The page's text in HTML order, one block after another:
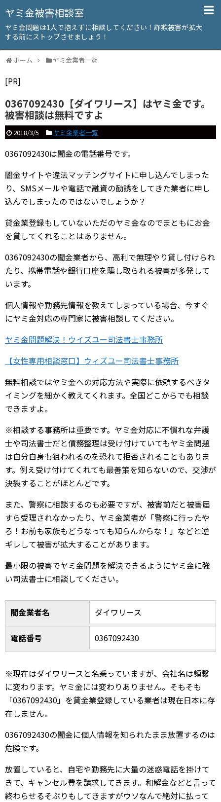
ヤミ金被害相談室
ヤミ金問題は1人で抱えずに相談してください！詐欺被害が拡大
する前にストップさせましょう！
ホーム ヤミ金業者一覧
[PR]
0367092430【ダイワリース】はヤミ金です。
被害相談は無料ですよ
2018/3/5 ヤミ金業者一覧
0367092430は闇金の電話番号です。
闇金サイトや違法マッチングサイトに申し込んでしまった
り、SMSメールや電話で融資の勧誘をしてきた業者に申し
込んでしまったのではないでしょうか？
貸金業登録もしていないただのヤミ金なのでまともにお金
を貸してくれることはありません。
0367092430の闇金業者から、高利で無理やり貸し付けられ
たり、携帯電話や銀行口座を騙し取られる被害が多発して
います。
個人情報や勤務先情報を教えてしまっている場合、今すぐ
にヤミ金対応の専門家に被害相談してください。
ヤミ金問題解決！ウイズユー司法書士事務所
【女性専用相談窓口】ウィズユー司法書士事務所
無料相談ではヤミ金への対応方法や実際に依頼するべきタ
イミングを細かく教えてくれます。全国どこからでも相談
できますよ。
※相談する事務所は重要です。ヤミ金対応に不慣れな弁護
士や司法書士だと債務整理は受け付けていてもヤミ金問題
は自分自身も狙われるのを恐れて拒否されることもありま
す。例え受け付けてくれても最善策を知らないので、交渉が
決裂することがほとんどです。
また、警察に相談するのも必要ですが、被害前だと被害届
すら受理されなかったり、ヤミ金業者が「警察に行ったや
ろ！お前も家族もどうなっても知らんからな！」などと逆
ギレして被害が拡大することがあります。
最小限の被害でヤミ金問題を解決できるようにヤミ金に強
い司法書士に相談してください。
闇金業者名 ダイワリース
電話番号 0367092430
※現在はダイワリースと名乗っていますが、会社名は頻繫
に変わります。ヤミ金には変わりありません。そもそも
「0367092430」を貸金業登録している業者は現在日本に存
在しません。
0367092430の闇金に個人情報を知られたまま放置するのは
危険です。
放置していると、自宅や勤務先に大量の迷惑電話を掛けて
きて、キャンセル費を請求してきます。和解金などと言って
終わらせるそぶりもしてきますがウソなんで絶対に払って